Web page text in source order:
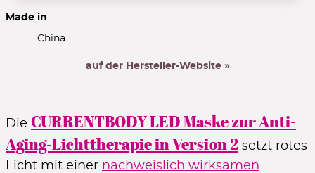
Made in
China
auf der Hersteller-Website »
Die CURRENTBODY LED Maske zur Anti-
Aging-Lichttherapie in Version 2 setzt rotes
Licht mit einer nachweislich wirksamen